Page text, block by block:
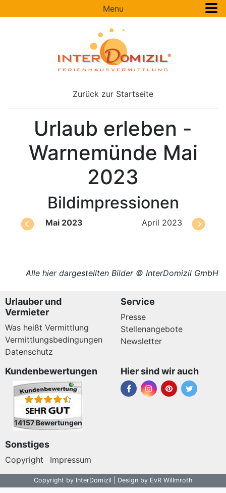
Menu
Zurück zur Startseite
Urlaub erleben -
Warnemünde Mai
2023
Bildimpressionen
Mai 2023 April 2023
Alle hier dargestellten Bilder © InterDomizil GmbH
Urlauber und
Vermieter
Was heißt Vermittlung
Vermittlungsbedingungen
Datenschutz
Service
Presse
Stellenangebote
Newsletter
Kundenbewertungen
14157 Bewertungen
Hier sind wir auch
Sonstiges
Copyright Impressum
Copyright by InterDomizil | Design by EvR Willmroth